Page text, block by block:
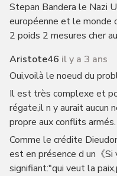
Stepan Bandera le Nazi
européenne et le monde
2 poids 2 mesures cher
Aristote46 il y a 3 ans
Oui,voilà le noeud du
Il est très complexe et
régate,il n y aurait aucun
propre aux conflits armés.
Comme le crédite
est en présence d un《Si
signifiant:"qui veut la